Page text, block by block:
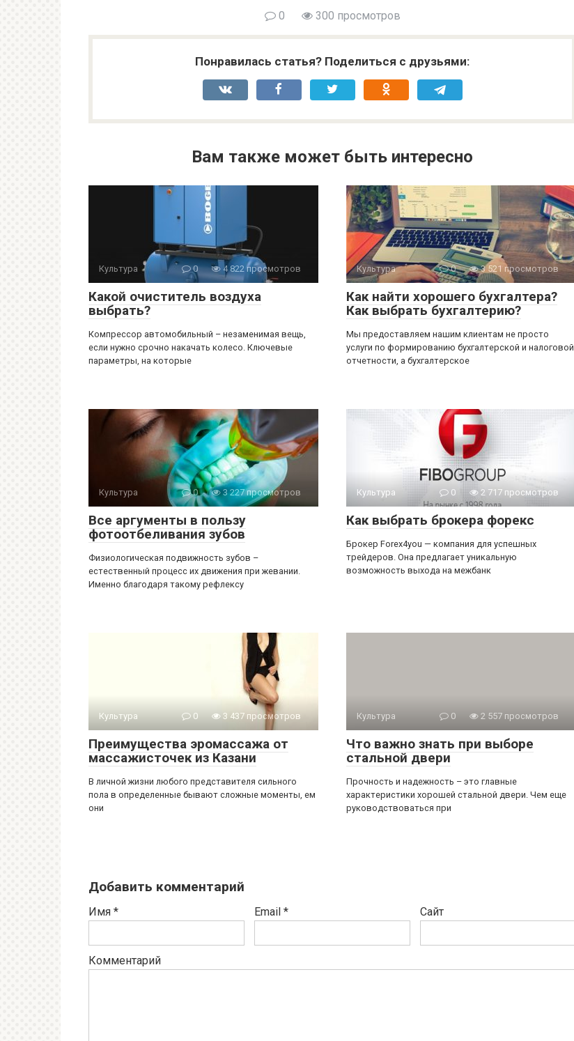
0 300 просмотров
Понравилась статья? Поделиться с друзьями:
Вам также может быть интересно
Культура 0 4 822 просмотров
Какой очиститель воздуха
выбрать?
Компрессор автомобильный – незаменимая вещь,
если нужно срочно накачать колесо. Ключевые
параметры, на которые
Культура 0 3 521 просмотров
Как найти хорошего бухгалтера?
Как выбрать бухгалтерию?
Мы предоставляем нашим клиентам не просто
услуги по формированию бухгалтерской и налоговой
отчетности, а бухгалтерское
Культура 0 3 227 просмотров
Все аргументы в пользу
фотоотбеливания зубов
Физиологическая подвижность зубов –
естественный процесс их движения при жевании.
Именно благодаря такому рефлексу
Культура 0 2 717 просмотров
Как выбрать брокера форекс
Брокер Forex4you — компания для успешных
трейдеров. Она предлагает уникальную
возможность выхода на межбанк
Культура 0 3 437 просмотров
Преимущества эромассажа от
массажисточек из Казани
В личной жизни любого представителя сильного
пола в определенные бывают сложные моменты, ем
они
Культура 0 2 557 просмотров
Что важно знать при выборе
стальной двери
Прочность и надежность – это главные
характеристики хорошей стальной двери. Чем еще
руководствоваться при
Добавить комментарий
Имя * Email * Сайт
Комментарий